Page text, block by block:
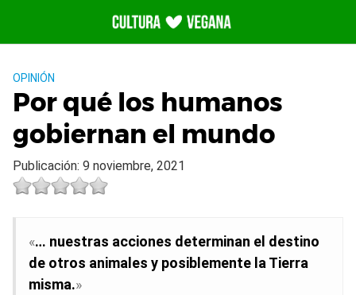
contenido
OPINIÓN
Por qué los humanos
gobiernan el mundo
Publicación: 9 noviembre, 2021
«… nuestras acciones determinan el destino
de otros animales y posiblemente la Tierra
misma.»